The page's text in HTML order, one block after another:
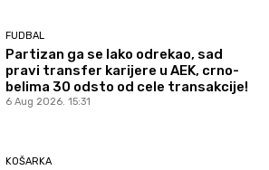
FUDBAL
Partizan ga se lako odrekao, sad
pravi transfer karijere u AEK, crno-
belima 30 odsto od cele transakcije!
6 Aug 2026. 15:31
KOŠARKA